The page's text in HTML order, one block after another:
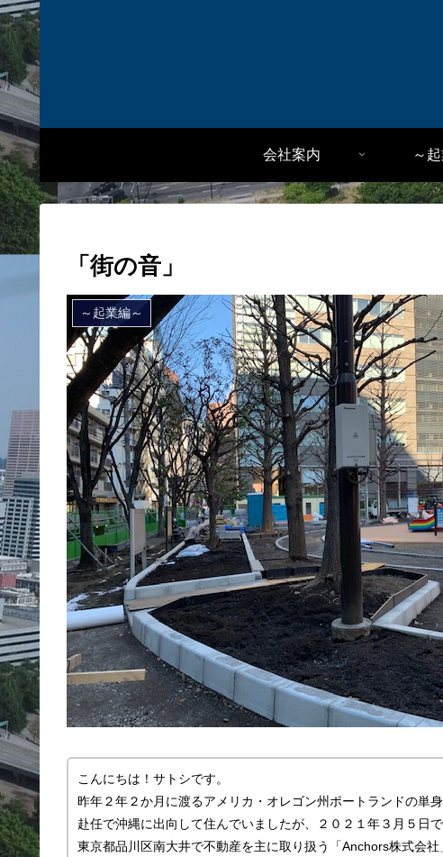
会社案内 ～
「街の音」
～起業編～
こんにちは！サトシです。
昨年２年２か月に渡るアメリカ・オレゴン州ポートランドの単
赴任で沖縄に出向して住んでいましたが、２０２１年３月５日
東京都品川区南大井で不動産を主に取り扱う「Anchors株式会